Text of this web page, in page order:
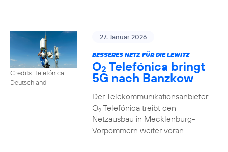
Credits: Telefónica
Deutschland
27. Januar 2026
BESSERES NETZ FÜR DIE LEWITZ
O2 Telefónica bringt
5G nach Banzkow
Der Telekommunikationsanbieter
O2Telefónica treibt den
Netzausbau in Mecklenburg-
Vorpommern weiter voran.